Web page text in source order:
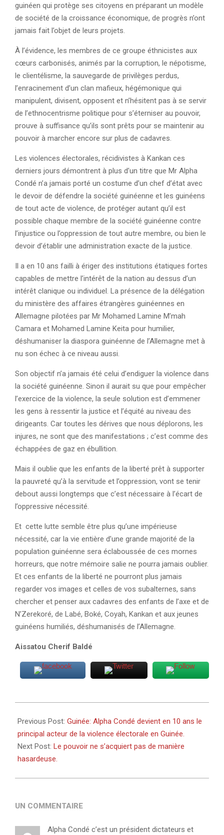
guinéen qui protège ses citoyens en préparant un modèle
de société de la croissance économique, de progrès n’ont
jamais fait l’objet de leurs projets.
À l’évidence, les membres de ce groupe éthnicistes aux
cœurs carbonisés, animés par la corruption, le népotisme,
le clientélisme, la sauvegarde de privilèges perdus,
l’enracinement d’un clan mafieux, hégémonique qui
manipulent, divisent, opposent et n’hésitent pas à se servir
de l’ethnocentrisme politique pour s’éterniser au pouvoir,
prouve à suffisance qu’ils sont prêts pour se maintenir au
pouvoir à marcher encore sur plus de cadavres.
Les violences électorales, récidivistes à Kankan ces
derniers jours démontrent à plus d’un titre que Mr Alpha
Condé n’a jamais porté un costume d’un chef d’état avec
le devoir de défendre la société guinéenne et les guinéens
de tout acte de violence, de protéger autant qu’il est
possible chaque membre de la société guinéenne contre
l’injustice ou l’oppression de tout autre membre, ou bien le
devoir d’établir une administration exacte de la justice.
Il a en 10 ans failli à ériger des institutions étatiques fortes
capables de mettre l’intérêt de la nation au dessus d’un
intérêt clanique ou individuel. La présence de la délégation
du ministère des affaires étrangères guinéennes en
Allemagne pilotées par Mr Mohamed Lamine M’mah
Camara et Mohamed Lamine Keita pour humilier,
déshumaniser la diaspora guinéenne de l’Allemagne met à
nu son échec à ce niveau aussi.
Son objectif n’a jamais été celui d’endiguer la violence dans
la société guinéenne. Sinon il aurait su que pour empêcher
l’exercice de la violence, la seule solution est d’emmener
les gens à ressentir la justice et l’équité au niveau des
dirigeants. Car toutes les dérives que nous déplorons, les
injures, ne sont que des manifestations ; c’est comme des
échappées de gaz en ébullition.
Mais il oublie que les enfants de la liberté prêt à supporter
la pauvreté qu’à la servitude et l’oppression, vont se tenir
debout aussi longtemps que c’est nécessaire à l’écart de
l’oppressive nécessité.
Et cette lutte semble être plus qu’une impérieuse
nécessité, car la vie entière d’une grande majorité de la
population guinéenne sera éclaboussée de ces mornes
horreurs, que notre mémoire salie ne pourra jamais oublier.
Et ces enfants de la liberté ne pourront plus jamais
regarder vos images et celles de vos subalternes, sans
chercher et penser aux cadavres des enfants de l’axe et de
N’Zerekoré, de Labé, Boké, Coyah, Kankan et aux jeunes
guinéens humiliés, déshumanisés de l’Allemagne.
Aissatou Cherif Baldé
10-
15
Previous Post: Guinée: Alpha Condé devient en 10 ans le
principal acteur de la violence électorale en Guinée.
Next Post: Le pouvoir ne s’acquiert pas de manière
hasardeuse.
UN COMMENTAIRE
Alpha Condé c’est un président dictateurs et